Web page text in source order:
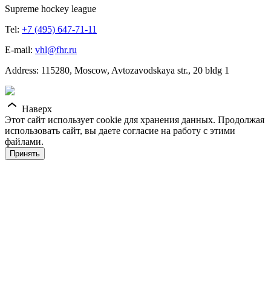
Supreme hockey league
Tel: +7 (495) 647-71-11
E-mail: vhl@fhr.ru
Address: 115280, Moscow, Avtozavodskaya str., 20 bldg 1
Наверх
Этот сайт использует cookie для хранения данных. Продолжая
использовать сайт, вы даете согласие на работу с этими
файлами.
Принять